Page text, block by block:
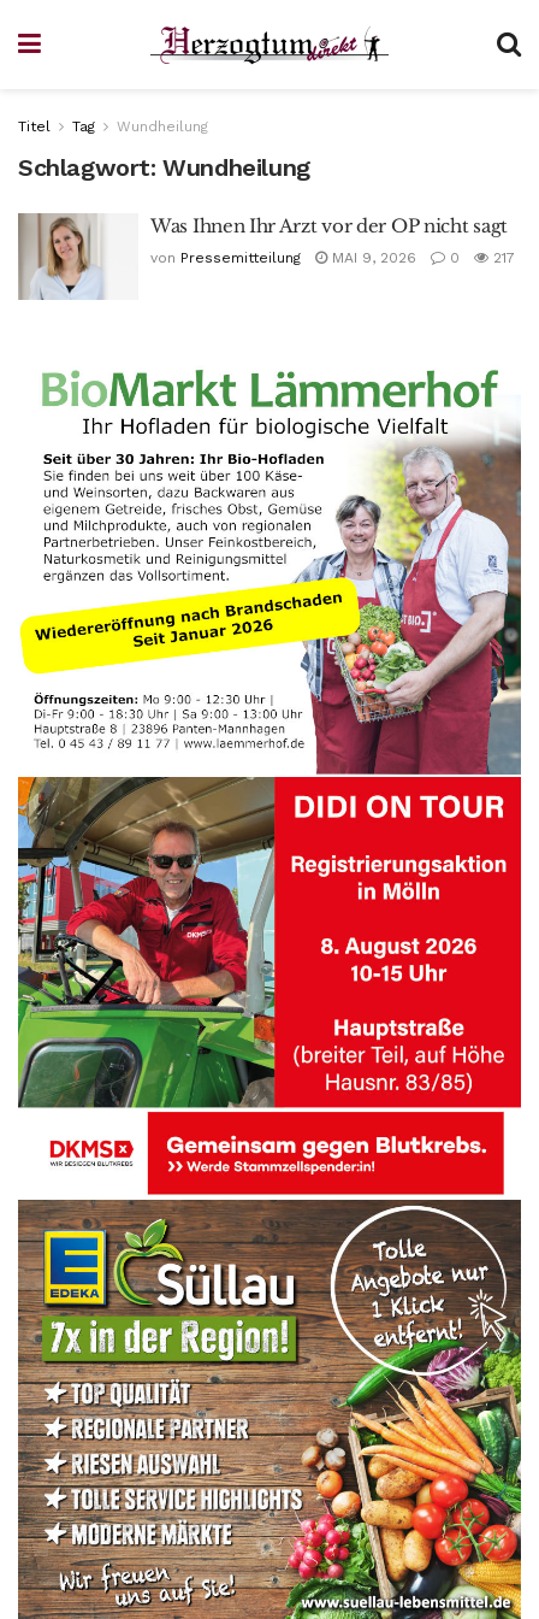
Titel Tag Wundheilung
Schlagwort:Wundheilung
Was Ihnen Ihr Arzt vor der OP nicht sagt
von Pressemitteilung MAI 9, 2026 0 217